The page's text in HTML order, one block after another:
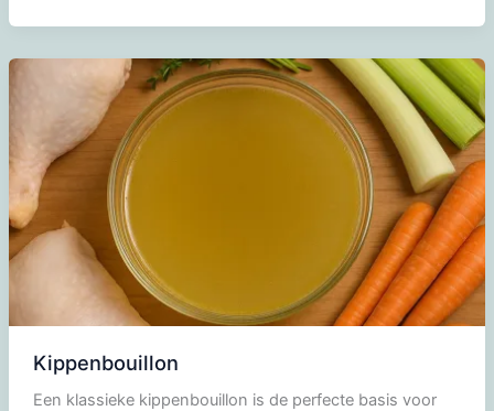
Kippenbouillon
Een klassieke kippenbouillon is de perfecte basis voor